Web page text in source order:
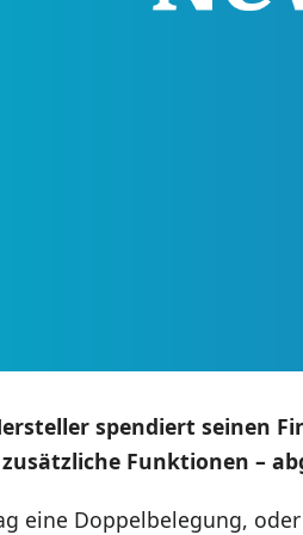
spendiert seinen
Funktionen –
eine Doppelbelegung,